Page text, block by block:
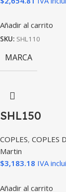
Añadir al carrito
SKU: SHL110
MARCA
SHL150
COPLES, COPLES
Martin
$3,183.18 IVA
Añadir al carrito